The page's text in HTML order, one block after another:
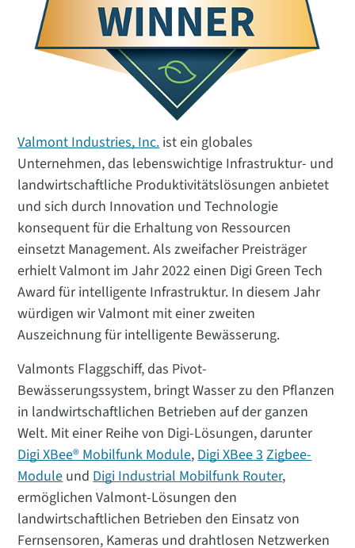
Valmont Industries, Inc.ist ein globales
Unternehmen, das lebenswichtige Infrastruktur- und
landwirtschaftliche Produktivitätslösungen anbietet
und sich durch Innovation und Technologie
konsequent für die Erhaltung von Ressourcen
einsetzt Management. Als zweifacher Preisträger
erhielt Valmont im Jahr 2022 einen Digi Green Tech
Award für intelligente Infrastruktur. In diesem Jahr
würdigen wir Valmont mit einer zweiten
Auszeichnung für intelligente Bewässerung.
Valmonts Flaggschiff, das Pivot-
Bewässerungssystem, bringt Wasser zu den Pflanzen
in landwirtschaftlichen Betrieben auf der ganzen
Welt. Mit einer Reihe von Digi-Lösungen, darunter
Digi XBee® Mobilfunk Module,Digi XBee 3Zigbee-
ModuleundDigi Industrial Mobilfunk Router,
ermöglichen Valmont-Lösungen den
landwirtschaftlichen Betrieben den Einsatz von
Fernsensoren, Kameras und drahtlosen Netzwerken